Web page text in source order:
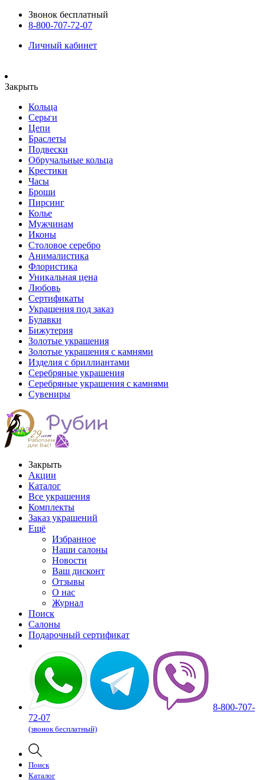
Звонок бесплатный
8-800-707-72-07
Личный кабинет
Закрыть
Кольца
Серьги
Цепи
Браслеты
Подвески
Обручальные кольца
Крестики
Часы
Броши
Пирсинг
Колье
Мужчинам
Иконы
Столовое серебро
Анималистика
Флористика
Уникальная цена
Любовь
Сертификаты
Украшения под заказ
Булавки
Бижутерия
Золотые украшения
Золотые украшения с камнями
Изделия с бриллиантами
Серебряные украшения
Серебряные украшения с камнями
Сувениры
Закрыть
Акции
Каталог
Все украшения
Комплекты
Заказ украшений
Ещё
Избранное
Наши салоны
Новости
Ваш дисконт
Отзывы
О нас
Журнал
Поиск
Салоны
Подарочный сертификат
8-800-707-
72-07
(звонок бесплатный)
Поиск
Каталог